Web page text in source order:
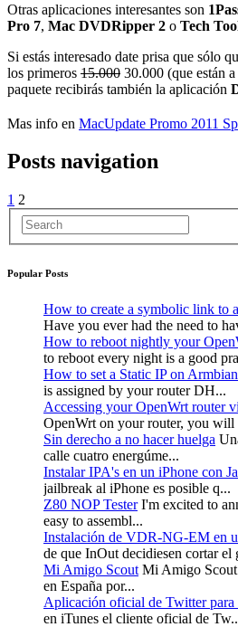
Otras aplicaciones interesantes son
Pro 7, Mac DVDRipper 2 o Tech
Si estás interesado date prisa que sólo
los primeros 15.000 30.000 (que están
paquete recibirás también la aplicación
Mas info en MacUpdate Promo 2011
Posts navigation
1 2
Popular Posts
How to create a symbolic link to
Have you ever had the need to
How to reboot nightly your
to reboot every night is a good
How to set a Static IP on Armbian
is assigned by your router DH...
Accessing your OpenWrt router
OpenWrt on your router, you will
Sin derecho a no hacer huelga
calle cuatro energúme...
Instalar IPA's en un iPhone con
jailbreak al iPhone es posible q...
Z80 NOP Tester I'm excited to
easy to assembl...
Instalación de VDR-NG-EM en
de que InOut decidiesen cortar el
Mi Amigo Scout Mi Amigo
en España por...
Aplicación oficial de Twitter para
en iTunes el cliente oficial de